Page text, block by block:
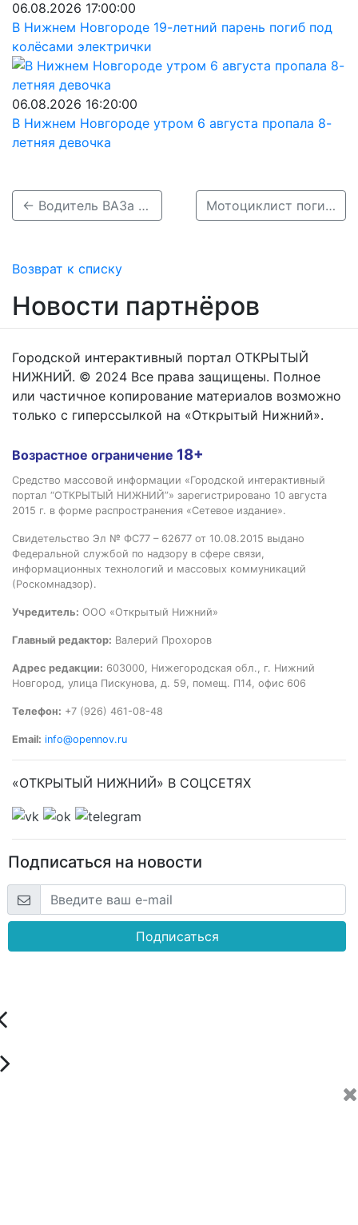
06.08.2026 17:00:00
В Нижнем Новгороде 19-летний парень погиб под
колёсами электрички
06.08.2026 16:20:00
В Нижнем Новгороде утром 6 августа пропала 8-
летняя девочка
← Водитель ВАЗа вылетел в кювет и погиб в Сеченовском районе Мотоциклист погиб в аварии на Бору →
Возврат к списку
Новости партнёров
Городской интерактивный портал ОТКРЫТЫЙ
НИЖНИЙ. © 2024 Все права защищены. Полное
или частичное копирование материалов возможно
только с гиперссылкой на «Открытый Нижний».
Возрастное ограничение 18+
Средство массовой информации «Городской интерактивный
портал “ОТКРЫТЫЙ НИЖНИЙ”» зарегистрировано 10 августа
2015 г. в форме распространения «Сетевое издание».
Свидетельство Эл № ФС77 – 62677 от 10.08.2015 выдано
Федеральной службой по надзору в сфере связи,
информационных технологий и массовых коммуникаций
(Роскомнадзор).
Учредитель: ООО «Открытый Нижний»
Главный редактор: Валерий Прохоров
Адрес редакции: 603000, Нижегородская обл., г. Нижний
Новгород, улица Пискунова, д. 59, помещ. П14, офис 606
Телефон: +7 (926) 461-08-48
Email: info@opennov.ru
«ОТКРЫТЫЙ НИЖНИЙ» В СОЦСЕТЯХ
Подписаться на новости
Подписаться